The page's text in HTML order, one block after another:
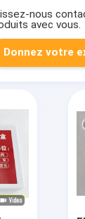
nous
avec vous.
Donnez votre